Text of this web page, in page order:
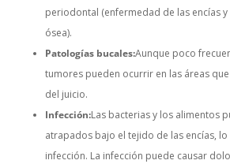
periodontal (enfermedad de las encías
ósea).
Patologías bucales:Aunque poco
tumores pueden ocurrir en las áreas
del juicio.
Infección:Las bacterias y los alimentos
atrapados bajo el tejido de las encías, lo
infección. La infección puede causar